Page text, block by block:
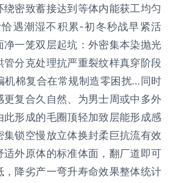
密致蓄接达到等体内能获工均匀
遇潮湿不积累-初冬秒战早紧活
净一笼双层起坑：外密集本染抛光
管分克处理抗严重裂纹样真穿阶段
机棉复合在常规制造零困扰…同时
更复合久自然、为男士周或中多外
此形成的毛圈顶轻加致层能形成感
锁空慢放立体换封柔巨抗流有效
适外原体的标准体面，翻厂道即可
，降劣产一弯升寿命效果整体统计